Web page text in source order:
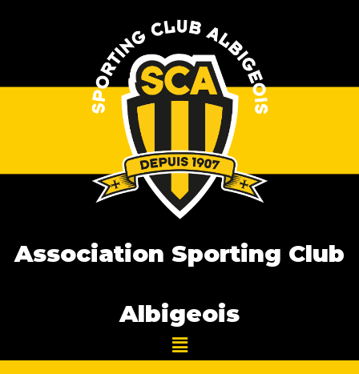
Association Sporting Club
Albigeois